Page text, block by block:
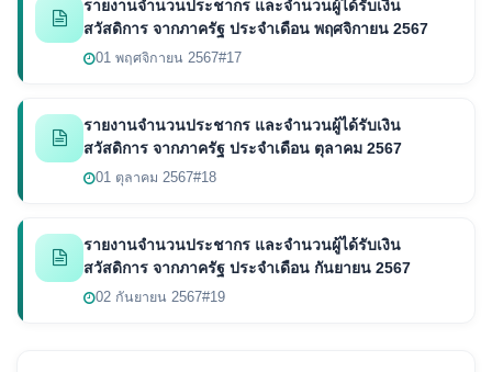
รายงานจำนวนประชากร และจำนวนผู้ได้รับเงิน
สวัสดิการ จากภาครัฐ ประจำเดือน พฤศจิกายน 2567
01 พฤศจิกายน 2567#17
รายงานจำนวนประชากร และจำนวนผู้ได้รับเงิน
สวัสดิการ จากภาครัฐ ประจำเดือน ตุลาคม 2567
01 ตุลาคม 2567#18
รายงานจำนวนประชากร และจำนวนผู้ได้รับเงิน
สวัสดิการ จากภาครัฐ ประจำเดือน กันยายน 2567
02 กันยายน 2567#19